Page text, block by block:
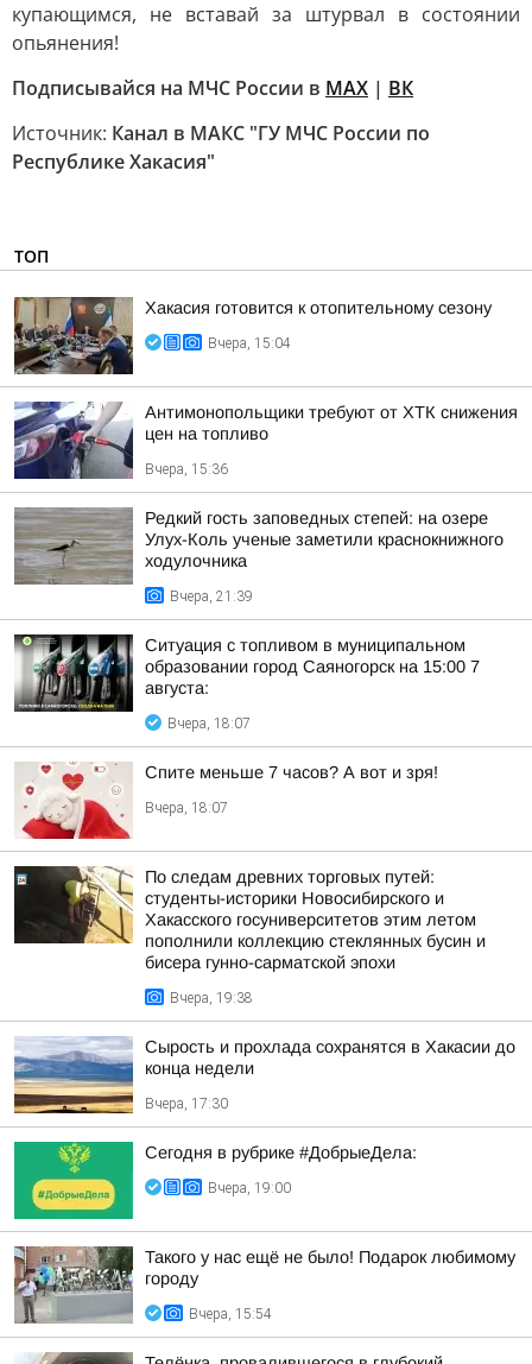
купающимся, не вставай за штурвал в состоянии
опьянения!
Подписывайся на МЧС России в MAX | ВК
Источник: Канал в МАКС "ГУ МЧС России по
Республике Хакасия"
ТОП
Хакасия готовится к отопительному сезону
Вчера, 15:04
Антимонопольщики требуют от ХТК снижения
цен на топливо
Вчера, 15:36
Редкий гость заповедных степей: на озере
Улух-Коль ученые заметили краснокнижного
ходулочника
Вчера, 21:39
Ситуация с топливом в муниципальном
образовании город Саяногорск на 15:00 7
августа:
Вчера, 18:07
Спите меньше 7 часов? А вот и зря!
Вчера, 18:07
По следам древних торговых путей:
студенты-историки Новосибирского и
Хакасского госуниверситетов этим летом
пополнили коллекцию стеклянных бусин и
бисера гунно-сарматской эпохи
Вчера, 19:38
Сырость и прохлада сохранятся в Хакасии до
конца недели
Вчера, 17:30
Сегодня в рубрике #ДобрыеДела:
Вчера, 19:00
Такого у нас ещё не было! Подарок любимому
городу
Вчера, 15:54